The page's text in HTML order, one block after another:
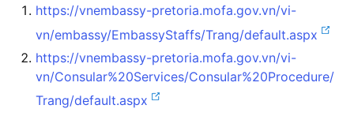
https://vnembassy-pretoria.mofa.gov.vn/vi-
vn/embassy/EmbassyStaffs/Trang/default.aspx
https://vnembassy-pretoria.mofa.gov.vn/vi-
vn/Consular%20Services/Consular%20Procedure/
Trang/default.aspx